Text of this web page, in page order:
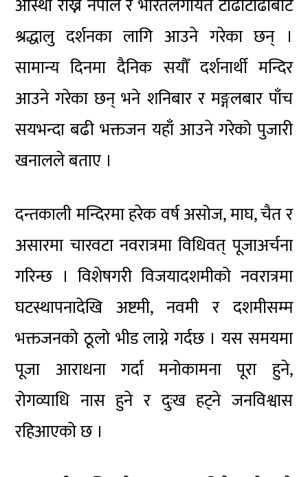
आस्था राख्ने नेपाल र भारतलगायत टाढाटाढाबाट
श्रद्धालु दर्शनका लागि आउने गरेका छन् ।
सामान्य दिनमा दैनिक सयौँ दर्शनार्थी मन्दिर
आउने गरेका छन् भने शनिबार र मङ्गलबार पाँच
सयभन्दा बढी भक्तजन यहाँ आउने गरेको पुजारी
खनालले बताए ।
दन्तकाली मन्दिरमा हरेक वर्ष असोज, माघ, चैत र
असारमा चारवटा नवरात्रमा विधिवत् पूजाअर्चना
गरिन्छ । विशेषगरी विजयादशमीको नवरात्रमा
घटस्थापनादेखि अष्टमी, नवमी र दशमीसम्म
भक्तजनको ठूलो भीड लाग्ने गर्दछ । यस समयमा
पूजा आराधना गर्दा मनोकामना पूरा हुने,
रोगव्याधि नास हुने र दुःख हट्ने जनविश्वास
रहिआएको छ ।